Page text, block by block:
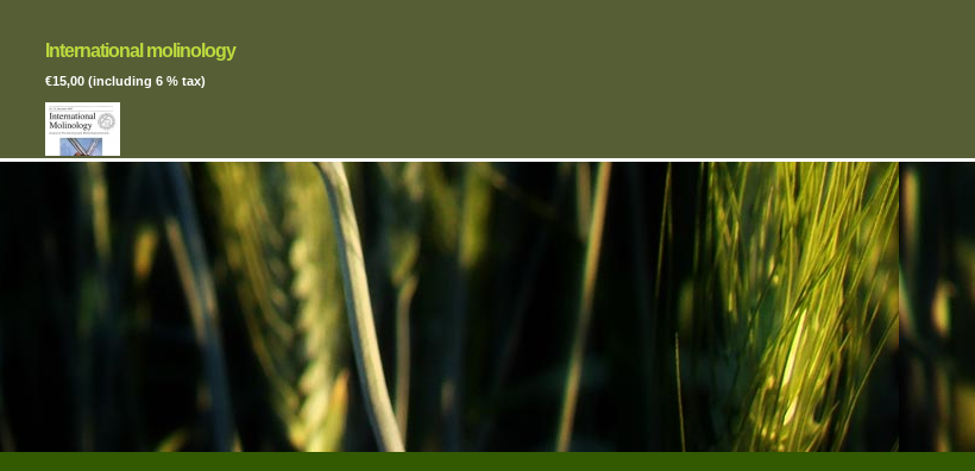
International molinology
€15,00 (including 6 % tax)
Author/Autor - Vários autores e artigos Language/língua -
Inglês Publisher/Editor - TIMS / The International Molinological
Society Country/País - Diversos Year/Ano - Semestral
Content/Conteúdo - Jornal da sociedade molinológia